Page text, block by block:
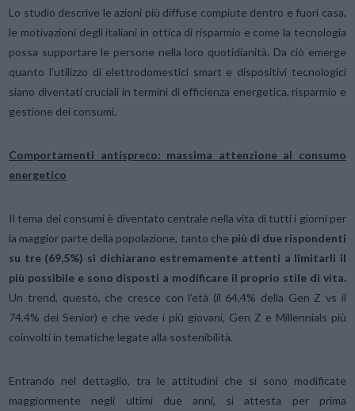
Lo studio descrive le azioni più diffuse compiute dentro e fuori casa,
le motivazioni degli italiani in ottica di risparmio e come la tecnologia
possa supportare le persone nella loro quotidianità. Da ciò emerge
quanto l’utilizzo di elettrodomestici smart e dispositivi tecnologici
siano diventati cruciali in termini di efficienza energetica, risparmio e
gestione dei consumi.
Comportamenti antispreco: massima attenzione al consumo
energetico
Il tema dei consumi è diventato centrale nella vita di tutti i giorni per
la maggior parte della popolazione, tanto che più di due rispondenti
su tre (69,5%) si dichiarano estremamente attenti a limitarli il
più possibile e sono disposti a modificare il proprio stile di vita.
Un trend, questo, che cresce con l’età (il 64,4% della Gen Z vs il
74,4% dei Senior) e che vede i più giovani, Gen Z e Millennials più
coinvolti in tematiche legate alla sostenibilità.
Entrando nel dettaglio, tra le attitudini che si sono modificate
maggiormente negli ultimi due anni, si attesta per prima